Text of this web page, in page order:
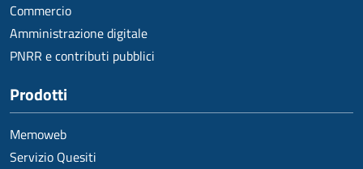
Commercio
Amministrazione digitale
PNRR e contributi pubblici
Prodotti
Memoweb
Servizio Quesiti